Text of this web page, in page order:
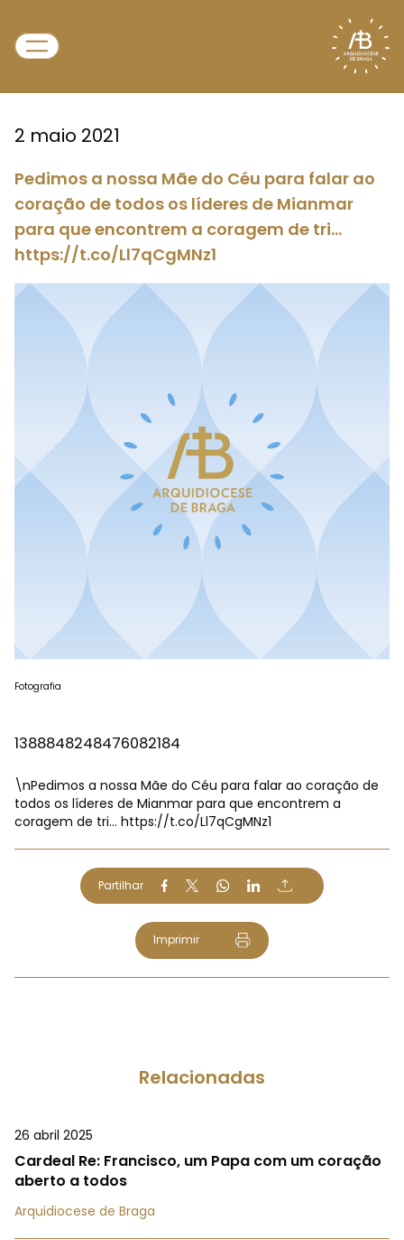
2 maio 2021
Pedimos a nossa Mãe do Céu para falar ao
coração de todos os líderes de Mianmar
para que encontrem a coragem de tri…
https://t.co/Ll7qCgMNz1
Fotografia
1388848248476082184
\nPedimos a nossa Mãe do Céu para falar ao coração de
todos os líderes de Mianmar para que encontrem a
coragem de tri… https://t.co/Ll7qCgMNz1
Partilhar
Imprimir
Relacionadas
26 abril 2025
Cardeal Re: Francisco, um Papa com um coração
aberto a todos
Arquidiocese de Braga